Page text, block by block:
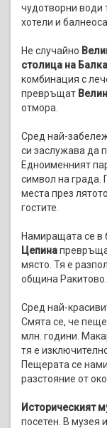
чудотворни води
хотели и
Не случайно
столица на
комбинация с
превръщат
отмора.
Сред най-
си заслужава да
Едноименният
символ на града.
места през
гостите.
Намиращата се в
Цепина
място. Тя е
община Ракитово.
Сред най-
Смята се, че
млн. години.
тя е
Пещерата се
разстояние от
Историческият
посетен. В музея